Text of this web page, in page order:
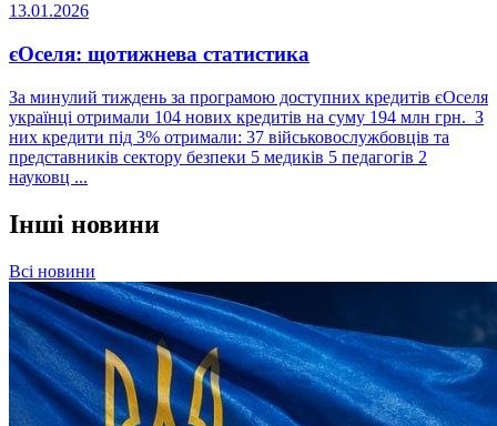
13.01.2026
єОселя: щотижнева статистика
За минулий тиждень за програмою доступних кредитів єОселя
українці отримали 104 нових кредитів на суму 194 млн грн. З
них кредити під 3% отримали: 37 військовослужбовців та
представників сектору безпеки 5 медиків 5 педагогів 2
науковц ...
Інші новини
Всі новини